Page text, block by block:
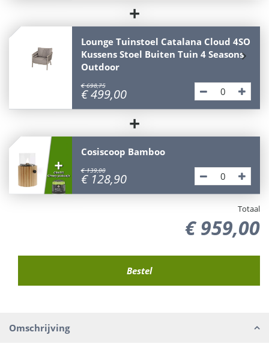
+
Lounge Tuinstoel Catalana Cloud 4SO
Kussens Stoel Buiten Tuin 4 Seasons
Outdoor
€ 698,75
€ 499,00
+
Cosiscoop Bamboo
€ 139,00
€ 128,90
Totaal
€ 959,00
Omschrijving